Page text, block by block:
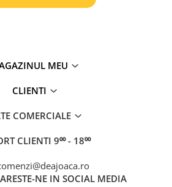
MEU
CLIENTI
COMERCIALE
CLIENTI 9⁰⁰ - 18⁰⁰
NE IN SOCIAL MEDIA